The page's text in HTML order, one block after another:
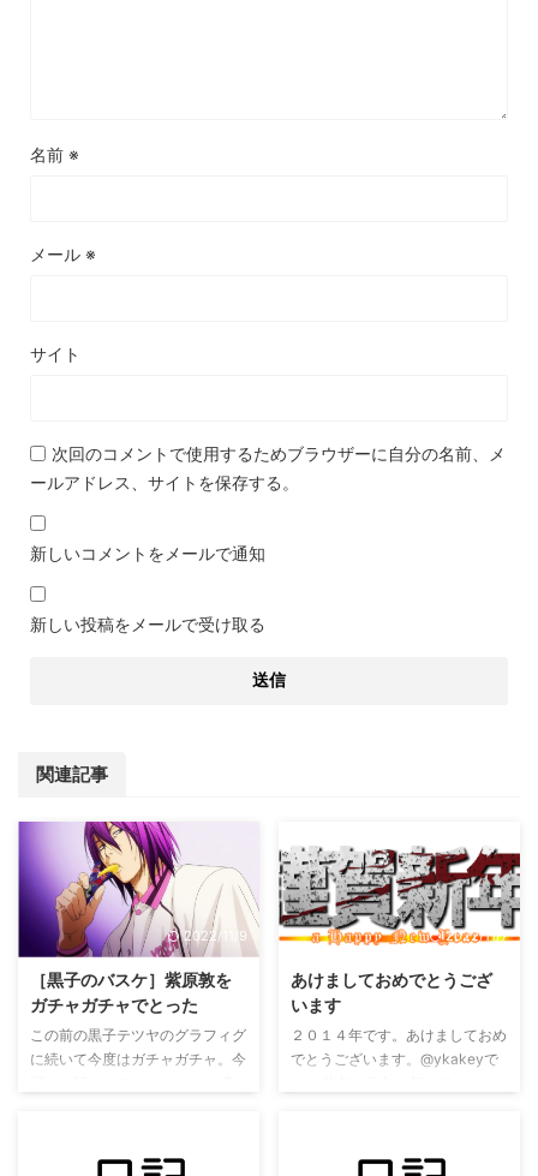
名前 ※
メール ※
サイト
次回のコメントで使用するためブラウザーに自分の名前、メ
ールアドレス、サイトを保存する。
新しいコメントをメールで通知
新しい投稿をメールで受け取る
関連記事
2022/11/9
［黒子のバスケ］紫原敦を
ガチャガチャでとった
この前の黒子テツヤのグラフィグ
に続いて今度はガチャガチャ。今
こよくみえてまう(´･_･`) 紫色の
2022/11/7
あけましておめでとうござ
います
２０１４年です。あけましておめ
でとうございます。@ykakeyで
ンも初めて作りました。「ka-